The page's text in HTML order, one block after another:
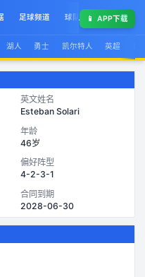
足球频道 球队榜 球星集锦
📱 APP下载
湖人 勇士 凯尔特人 英超
英文姓名
Esteban Solari
年龄
46岁
偏好阵型
4-2-3-1
合同到期
2028-06-30